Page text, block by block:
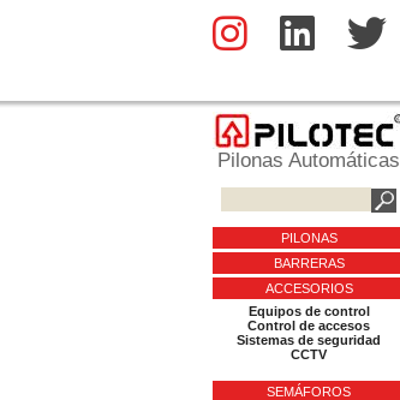
Pilonas Automáticas
PILONAS
BARRERAS
ACCESORIOS
Equipos de control
Control de accesos
Sistemas de seguridad
CCTV
SEMÁFOROS